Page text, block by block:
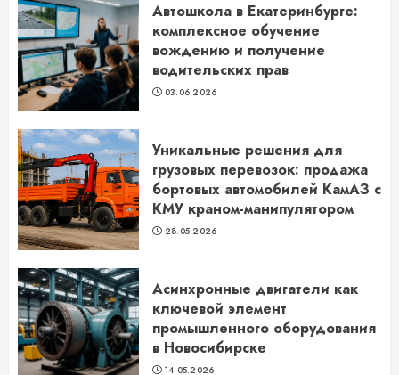
Автошкола в Екатеринбурге:
комплексное обучение
вождению и получение
водительских прав
03.06.2026
Уникальные решения для
грузовых перевозок: продажа
бортовых автомобилей КамАЗ с
КМУ краном-манипулятором
28.05.2026
Асинхронные двигатели как
ключевой элемент
промышленного оборудования
в Новосибирске
14.05.2026